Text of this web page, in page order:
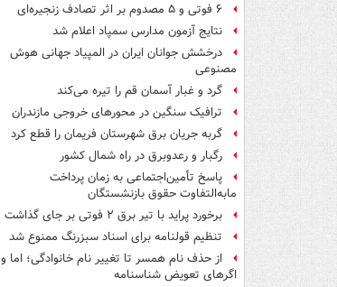
۶ فوتی و ۵ مصدوم بر اثر تصادف زنجیره‌ای
نتایج آزمون مدارس سمپاد اعلام شد
درخشش جوانان ایران در المپیاد جهانی هوش
مصنوعی
گرد و غبار آسمان قم را تیره می‌کند
ترافیک سنگین در محورهای خروجی مازندران
گربه جریان برق شهرستان فریمان را قطع کرد
رگبار و رعدوبرق در راه شمال کشور
پاسخ تأمین‌اجتماعی به زمان پرداخت
مابه‌التفاوت حقوق بازنشستگان
برخورد پراید با تیر برق ۲ فوتی بر جای گذاشت
تنظیم قولنامه برای اسناد سبزرنگ ممنوع شد
از حذف نام همسر تا تغییر نام خانوادگی؛ اما و
اگرهای تعویض شناسنامه